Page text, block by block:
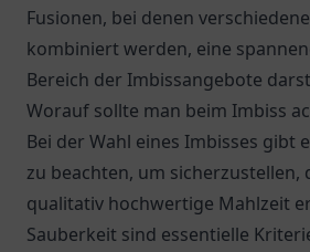
Fusionen, bei denen
kombiniert werden, eine
Bereich der Imbissangebote
Worauf sollte man beim Imbiss
Bei der Wahl eines Imbisses gibt
zu beachten, um sicherzustellen,
qualitativ hochwertige Mahlzeit
Sauberkeit sind essentielle